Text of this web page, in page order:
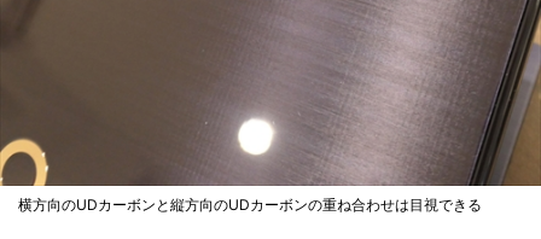
横方向のUDカーボンと縦方向のUDカーボンの重ね合わせは目視できる